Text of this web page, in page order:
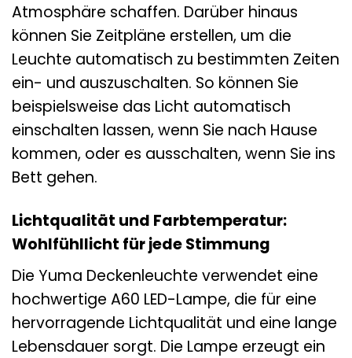
Atmosphäre schaffen. Darüber hinaus
können Sie Zeitpläne erstellen, um die
Leuchte automatisch zu bestimmten Zeiten
ein- und auszuschalten. So können Sie
beispielsweise das Licht automatisch
einschalten lassen, wenn Sie nach Hause
kommen, oder es ausschalten, wenn Sie ins
Bett gehen.
Lichtqualität und Farbtemperatur:
Wohlfühllicht für jede Stimmung
Die Yuma Deckenleuchte verwendet eine
hochwertige A60 LED-Lampe, die für eine
hervorragende Lichtqualität und eine lange
Lebensdauer sorgt. Die Lampe erzeugt ein